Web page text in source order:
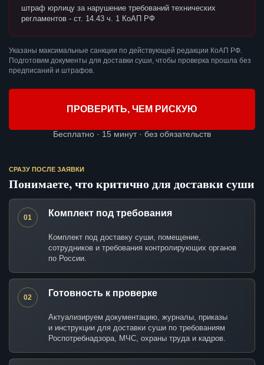
штраф юрлицу за нарушение требований технических
регламентов - ст. 14.43 ч. 1 КоАП РФ
Указаны максимальные санкции по действующей редакции КоАП РФ.
Подготовим документы для доставки суши, чтобы проверка прошла без
предписаний и штрафов.
ПРОВЕРИТЬ, ЧЕМ РИСКУЮ
Бесплатно · 15 минут · без обязательств
СРАЗУ ПОСЛЕ ЗАЯВКИ
Понимаете, что критично для доставки суши
01 Комплект под требования
Комплект под доставку суши, помещение,
сотрудников и требования контролирующих органов
по России.
02 Готовность к проверке
Актуализируем документацию, журналы, приказы
и инструкции для доставки суши по требованиям
Роспотребнадзора, МЧС, охраны труда и кадров.